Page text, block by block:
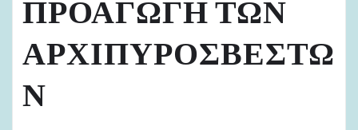
ΠΡΟΑΓΩΓΗ ΤΩΝ
ΑΡΧΙΠΥΡΟΣΒΕΣΤΩ
Ν